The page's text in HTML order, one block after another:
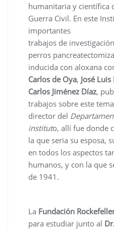
humanitaria y científica
Guerra Civil. En este
importantes
trabajos de
perros
inducida con aloxana
Carlos de Oya, José
Carlos Jiménez Díaz,
trabajos sobre este
director del
instituto, allí fue donde
la que seria su esposa,
en todos los aspectos
humanos, y con la que
de 1941.
La Fundación
para estudiar junto al